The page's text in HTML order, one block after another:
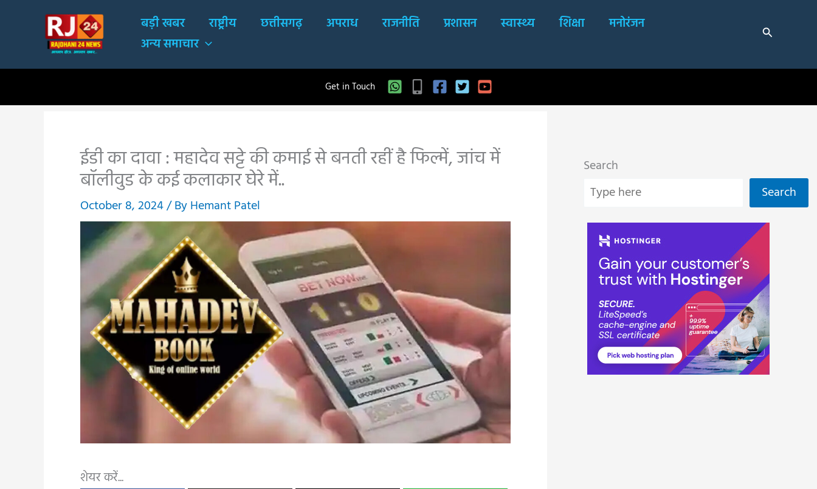
बड़ी खबर राष्ट्रीय छत्तीसगढ़ अपराध राजनीति प्रशासन स्वास्थ्य शिक्षा
मनोरंजन
अन्य समाचार
Search
Get in Touch
ईडी का दावा : महादेव सट्टे की कमाई से बनती रहीं है फिल्में, जांच में
बॉलीवुड के कई कलाकार घेरे में..
October 8, 2024/ ByHemant Patel
शेयर करें...
Search
Search